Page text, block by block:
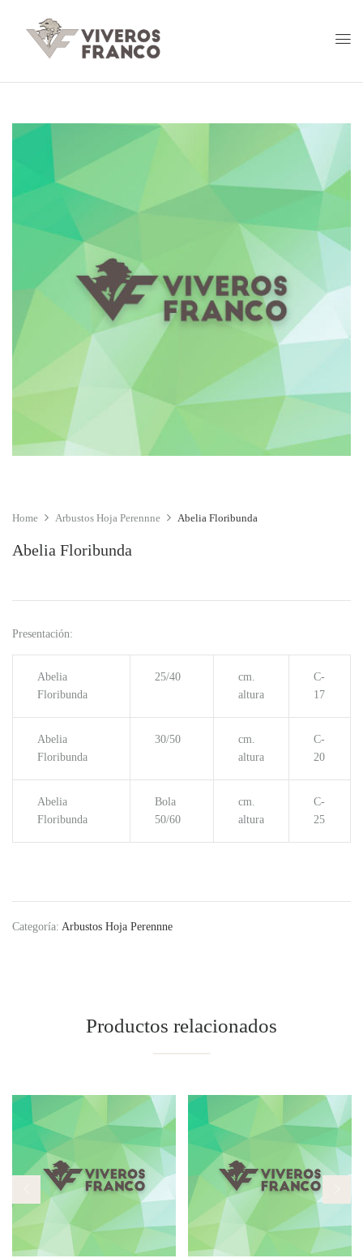
Home Arbustos Hoja Perennne Abelia Floribunda
Abelia Floribunda
Presentación:
Abelia
Floribunda
25/40
cm.
altura
C-
17
Abelia
Floribunda
30/50
cm.
altura
C-
20
Abelia
Floribunda
Bola
50/60
cm.
altura
C-
25
Categoría: Arbustos Hoja Perennne
Productos relacionados